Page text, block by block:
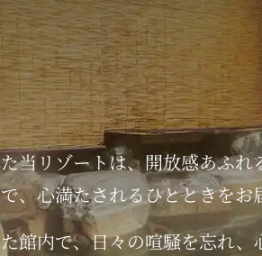
りがとうございます。
大浴場の改修工事を実施をいたします
業時間を短縮させていただきます。
）
当リゾートは、開放感あふれ
、心満たされるひとときをお
館内で、日々の喧騒を忘れ、